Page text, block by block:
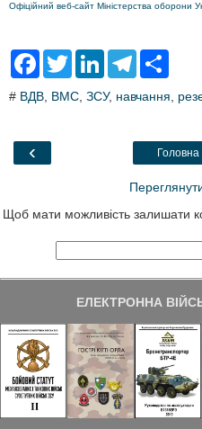
Офіційний веб-сайт Міністерства оборони
F
e
o
T
t
L
k
T
e
a
r
# ВДВ ВМС ЗСУ, навчання
‹ Головна
Щоб мати можливість залишати
ЕЛЕКТРОННА